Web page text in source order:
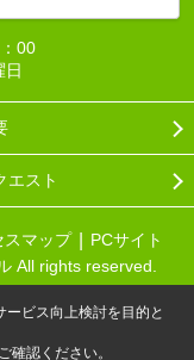
00
日
エスト
スマップ
PCサイト
All rights reserved.
ビス向上検討を目的と
確認ください。